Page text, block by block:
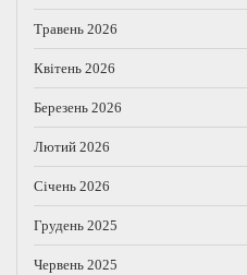
Травень 2026
Квітень 2026
Березень 2026
Лютий 2026
Січень 2026
Грудень 2025
Червень 2025